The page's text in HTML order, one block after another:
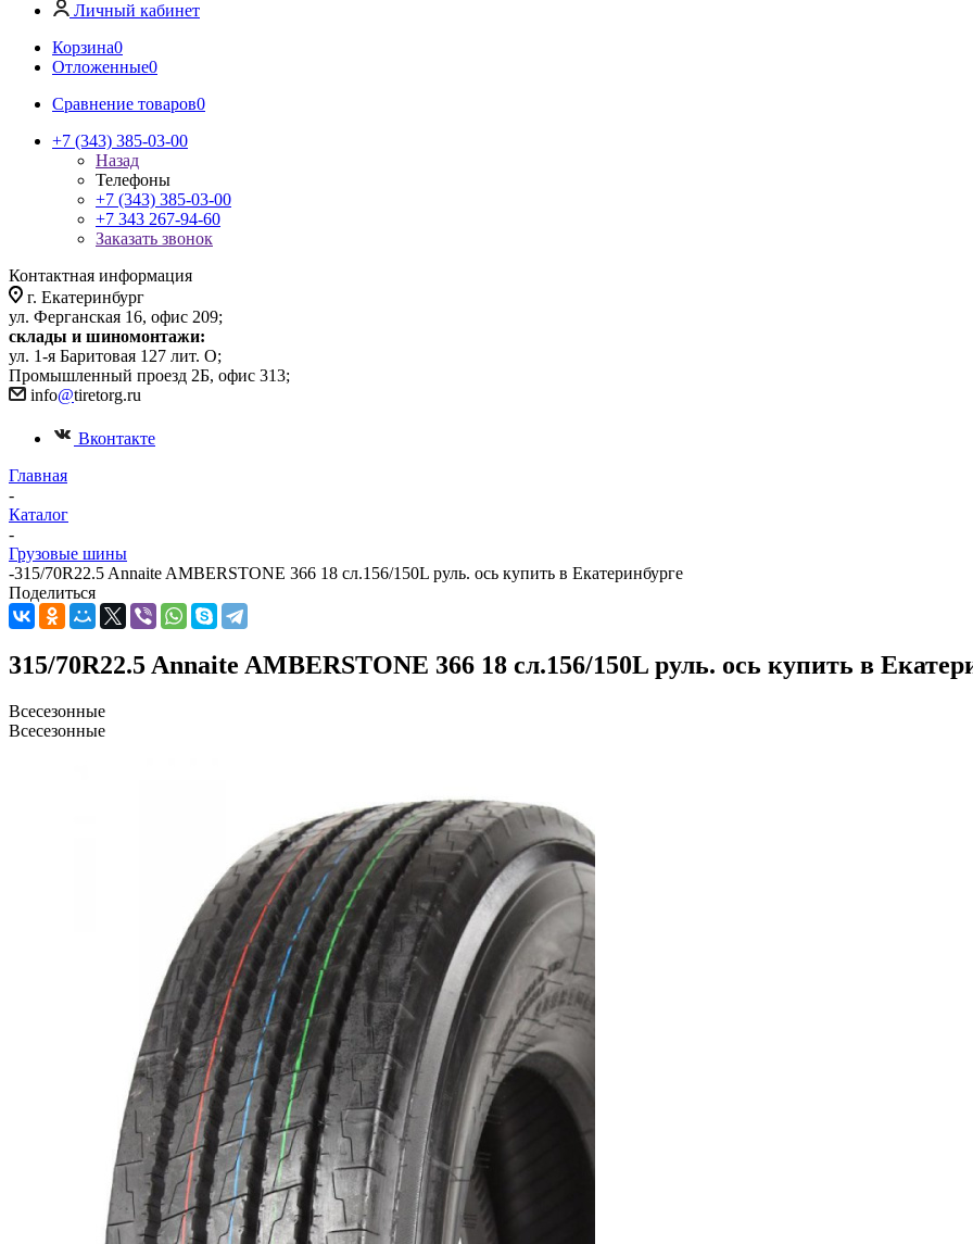
Личный кабинет
Корзина0
Отложенные0
Сравнение товаров0
+7 (343) 385-03-00
Назад
Телефоны
+7 (343) 385-03-00
+7 343 267-94-60
Заказать звонок
Контактная информация
г. Екатеринбург
ул. Ферганская 16, офис 209;
склады и шиномонтажи:
ул. 1-я Баритовая 127 лит. О;
Промышленный проезд 2Б, офис 313;
info@tiretorg.ru
Вконтакте
Главная
-
Каталог
-
Грузовые шины
-315/70R22.5 Annaite AMBERSTONE 366 18 сл.156/150L руль. ось купить в Екатеринбурге
Поделиться
315/70R22.5 Annaite AMBERSTONE 366 18 сл.156/150L руль. ось купить в
Всесезонные
Всесезонные